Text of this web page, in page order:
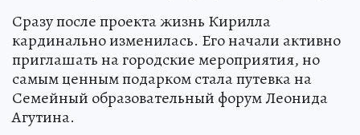
Сразу после проекта жизнь Кирилла
кардинально изменилась. Его начали активно
приглашать на городские мероприятия, но
самым ценным подарком стала путевка на
Семейный образовательный форум Леонида
Агутина.